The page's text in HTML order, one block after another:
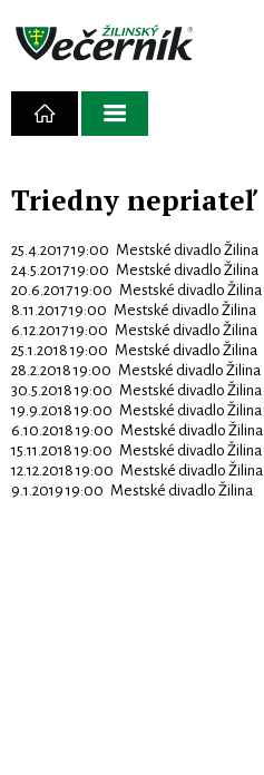
Triedny nepriateľ
25.4.2017 19:00 Mestské divadlo Žilina
24.5.2017 19:00 Mestské divadlo Žilina
20.6.2017 19:00 Mestské divadlo Žilina
8.11.2017 19:00 Mestské divadlo Žilina
6.12.2017 19:00 Mestské divadlo Žilina
25.1.2018 19:00 Mestské divadlo Žilina
28.2.2018 19:00 Mestské divadlo Žilina
30.5.2018 19:00 Mestské divadlo Žilina
19.9.2018 19:00 Mestské divadlo Žilina
6.10.2018 19:00 Mestské divadlo Žilina
15.11.2018 19:00 Mestské divadlo Žilina
12.12.2018 19:00 Mestské divadlo Žilina
9.1.2019 19:00 Mestské divadlo Žilina